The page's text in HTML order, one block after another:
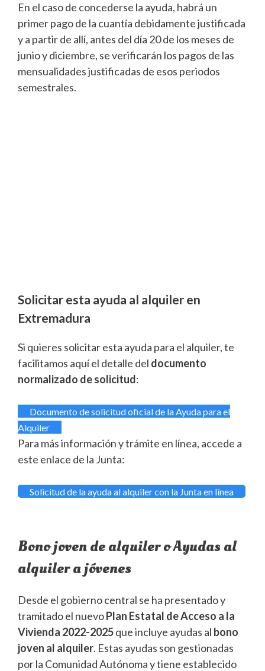
En el caso de concederse la ayuda, habrá un
primer pago de la cuantía debidamente justificada
y a partir de allí, antes del día 20 de los meses de
junio y diciembre, se verificarán los pagos de las
mensualidades justificadas de esos periodos
semestrales.
Solicitar esta ayuda al alquiler en
Extremadura
Si quieres solicitar esta ayuda para el alquiler, te
facilitamos aquí el detalle del documento
normalizado de solicitud:
Documento de solicitud oficial de la Ayuda para el
Alquiler
Para más información y trámite en línea, accede a
este enlace de la Junta:
Solicitud de la ayuda al alquiler con la Junta en línea
Bono joven de alquiler o Ayudas al
alquiler a jóvenes
Desde el gobierno central se ha presentado y
tramitado el nuevoPlan Estatal de Acceso a la
Vivienda 2022-2025que incluye ayudas al bono
joven al alquiler. Estas ayudas son gestionadas
por la Comunidad Autónoma y tiene establecido